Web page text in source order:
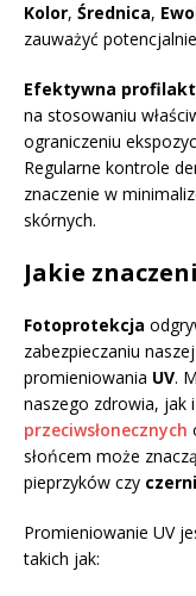
Kolor, Średnica,
zauważyć
Efektywna
na stosowaniu
ograniczeniu
Regularne kontrole
znaczenie w
skórnych.
Jakie
Fotoprotekcja
zabezpieczaniu
promieniowania UV.
naszego zdrowia, jak
przeciwsłonecznych
słońcem może
pieprzyków czy
Promieniowanie UV
takich jak: